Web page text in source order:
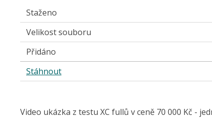
Staženo
Velikost souboru
Přidáno
Stáhnout
Video ukázka z testu XC fullů v ceně 70 000 Kč -